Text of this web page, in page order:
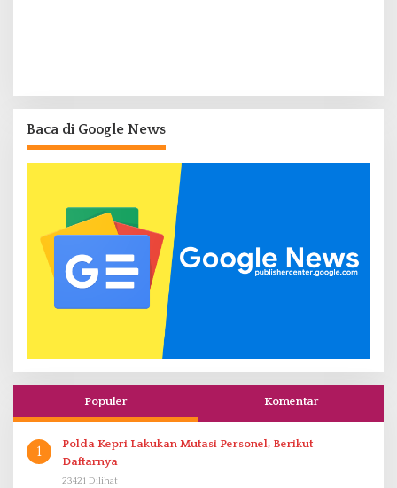
Baca di Google News
Populer Komentar
1
Polda Kepri Lakukan Mutasi Personel, Berikut
Daftarnya
23421 Dilihat